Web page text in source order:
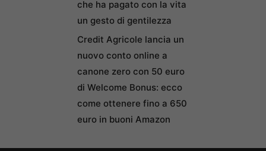
che ha pagato con la vita
un gesto di gentilezza
Credit Agricole lancia un
nuovo conto online a
canone zero con 50 euro
di Welcome Bonus: ecco
come ottenere fino a 650
euro in buoni Amazon